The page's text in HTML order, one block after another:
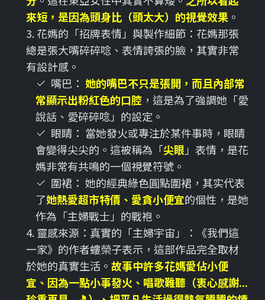
來短，是因為頭身比（頭太大）的視覺效果 。
3. 花媽的「招牌表情」與製作細節：花媽那張
總是張大嘴碎碎唸、表情誇張的臉，其實非常
有設計感。
嘴巴： 她的嘴巴不只是張開，而且內部常
常顯示出粉紅色的口腔 ，這是為了強調她「愛
說話、愛碎碎唸」的設定。
眼睛： 當她發火或專注於某件事時，眼睛
會變得尖尖的。這被稱為「尖眼 」表情，是花
媽非常有共鳴的一個視覺符號。
圍裙： 她的經典綠色圓點圍裙，其实代表
了她熱愛超市特價、愛貪小便宜的個性，是她
作為「主婦戰士」的戰袍。
4. 靈感來源：真實的「主婦宇宙」：《我們這
一家》的作者螻榮子表示，這部作品完全取材
於她的真實生活。 故事中許多花媽愛佔小便
宜、因為一點小事發火、唱歌難聽（衷心感謝...